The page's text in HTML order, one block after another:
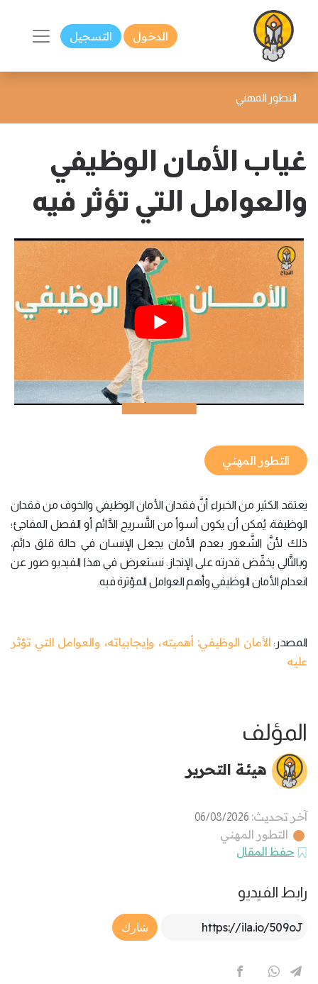
الدخول التسجيل
التطور المهني
غياب الأمان الوظيفي
والعوامل التي تؤثر فيه
التطور المهني
يعتقد الكثير من الخبراء أنَّ فقدان الأمان الوظيفي والخوف من فقدان
الوظيفة، يُمكن أن يكون أسوأ من التَّسريح الدَّائم أو الفصل المفاجئ؛
ذلك لأنَّ الشَّعور بعدم الأمان يجعل الإنسان في حالة قلق دائم،
وبالتَّالي يخفِّض قدرته على الإنجاز. نستعرض في هذا الفيديو صور عن
انعدام الأمان الوظيفي وأهم العوامل المؤثرة فيه.
المصدر: الأمان الوظيفي: أهميته، وإيجابياته، والعوامل التي تؤثر
عليه
المؤلف
هيئة التحرير
آخر تحديث: 06/08/2026
التطور المهني
حفظ المقال
رابط الفيديو
Article Link
شارك